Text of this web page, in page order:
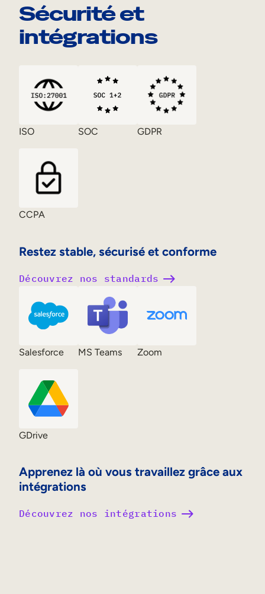
Sécurité et
intégrations
Restez stable, sécurisé et conforme
ISO SOC GDPR
CCPA
Découvrez nos standards
Apprenez là où vous travaillez grâce aux
intégrations
Salesforce MS Teams Zoom
GDrive
Découvrez nos intégrations